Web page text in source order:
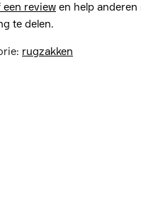
review en help
te delen.
rugzakken